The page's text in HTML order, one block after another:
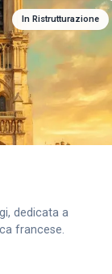
In Ristrutturazione
dedicata a
francese.